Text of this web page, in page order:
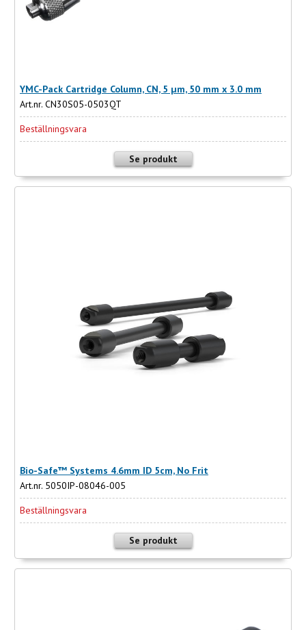
YMC-Pack Cartridge Column, CN, 5 µm, 50 mm x 3.0 mm
Art.nr. CN30S05-0503QT
Beställningsvara
Se produkt
Bio-Safe™ Systems 4.6mm ID 5cm, No Frit
Art.nr. 5050IP-08046-005
Beställningsvara
Se produkt